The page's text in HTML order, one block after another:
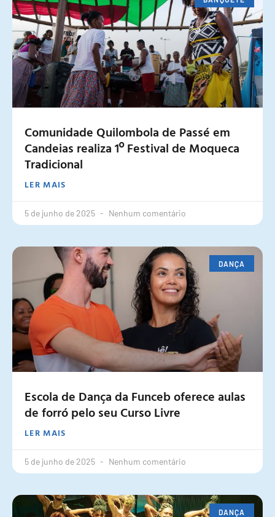
Comunidade Quilombola de Passé em
Candeias realiza 1º Festival de Moqueca
Tradicional
LER MAIS
5 de junho de 2025 Nenhum comentário
DANÇA
Escola de Dança da Funceb oferece aulas
de forró pelo seu Curso Livre
LER MAIS
5 de junho de 2025 Nenhum comentário
DANÇA